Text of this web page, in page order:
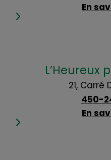
En
L’Heureux
21, Carré
450-
En